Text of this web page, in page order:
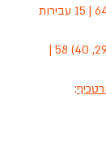
זקני הספורטכיף (19, 29, 48) 64 | 15 עבירות
: